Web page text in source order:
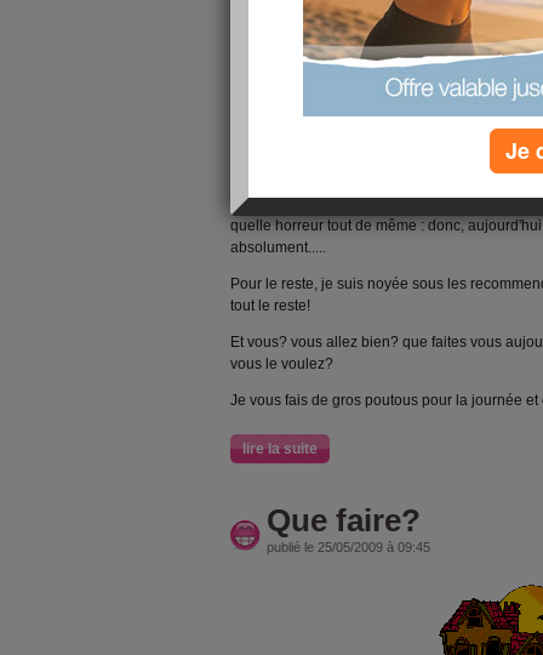
quelle horreur tout de même : donc,
absolument.....
Pour le reste, je suis noyée sous les
tout le reste!
Et vous? vous allez bien? que faites vous
vous le voulez?
Je vous fais de gros poutous pour la journée
lire la suite
Que faire?
publié le 25/05/2009 à 09:45
Je